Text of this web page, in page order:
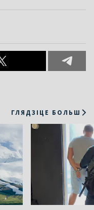
ГЛЯДЗІЦЕ БОЛЬШ